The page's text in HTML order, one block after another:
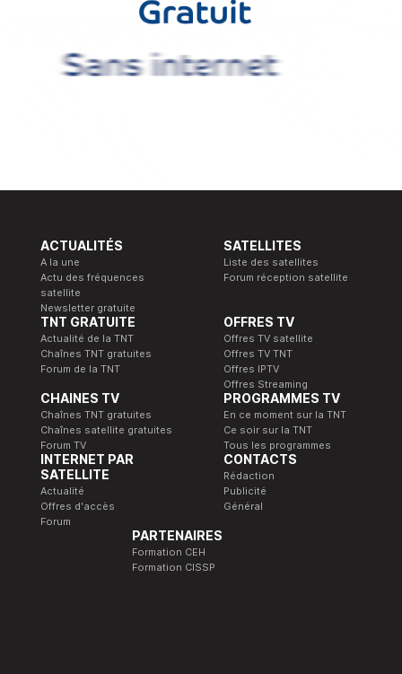
ACTUALITÉS
A la une
Actu des fréquences
satellite
Newsletter gratuite
SATELLITES
Liste des satellites
Forum réception satellite
TNT GRATUITE
Actualité de la TNT
Chaînes TNT gratuites
Forum de la TNT
OFFRES TV
Offres TV satellite
Offres TV TNT
Offres IPTV
Offres Streaming
CHAINES TV
Chaînes TNT gratuites
Chaînes satellite gratuites
Forum TV
PROGRAMMES TV
En ce moment sur la TNT
Ce soir sur la TNT
Tous les programmes
INTERNET PAR
SATELLITE
Actualité
Offres d'accès
Forum
CONTACTS
Rédaction
Publicité
Général
PARTENAIRES
Formation CEH
Formation CISSP